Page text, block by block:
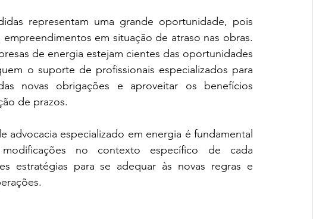
representam uma grande oportunidade, pois
em situação de atraso nas obras.
de energia estejam cientes das oportunidades
o suporte de profissionais especializados para
novas obrigações e aproveitar os benefícios
de prazos.
especializado em energia é fundamental
no contexto específico de cada
estratégias para se adequar às novas regras e